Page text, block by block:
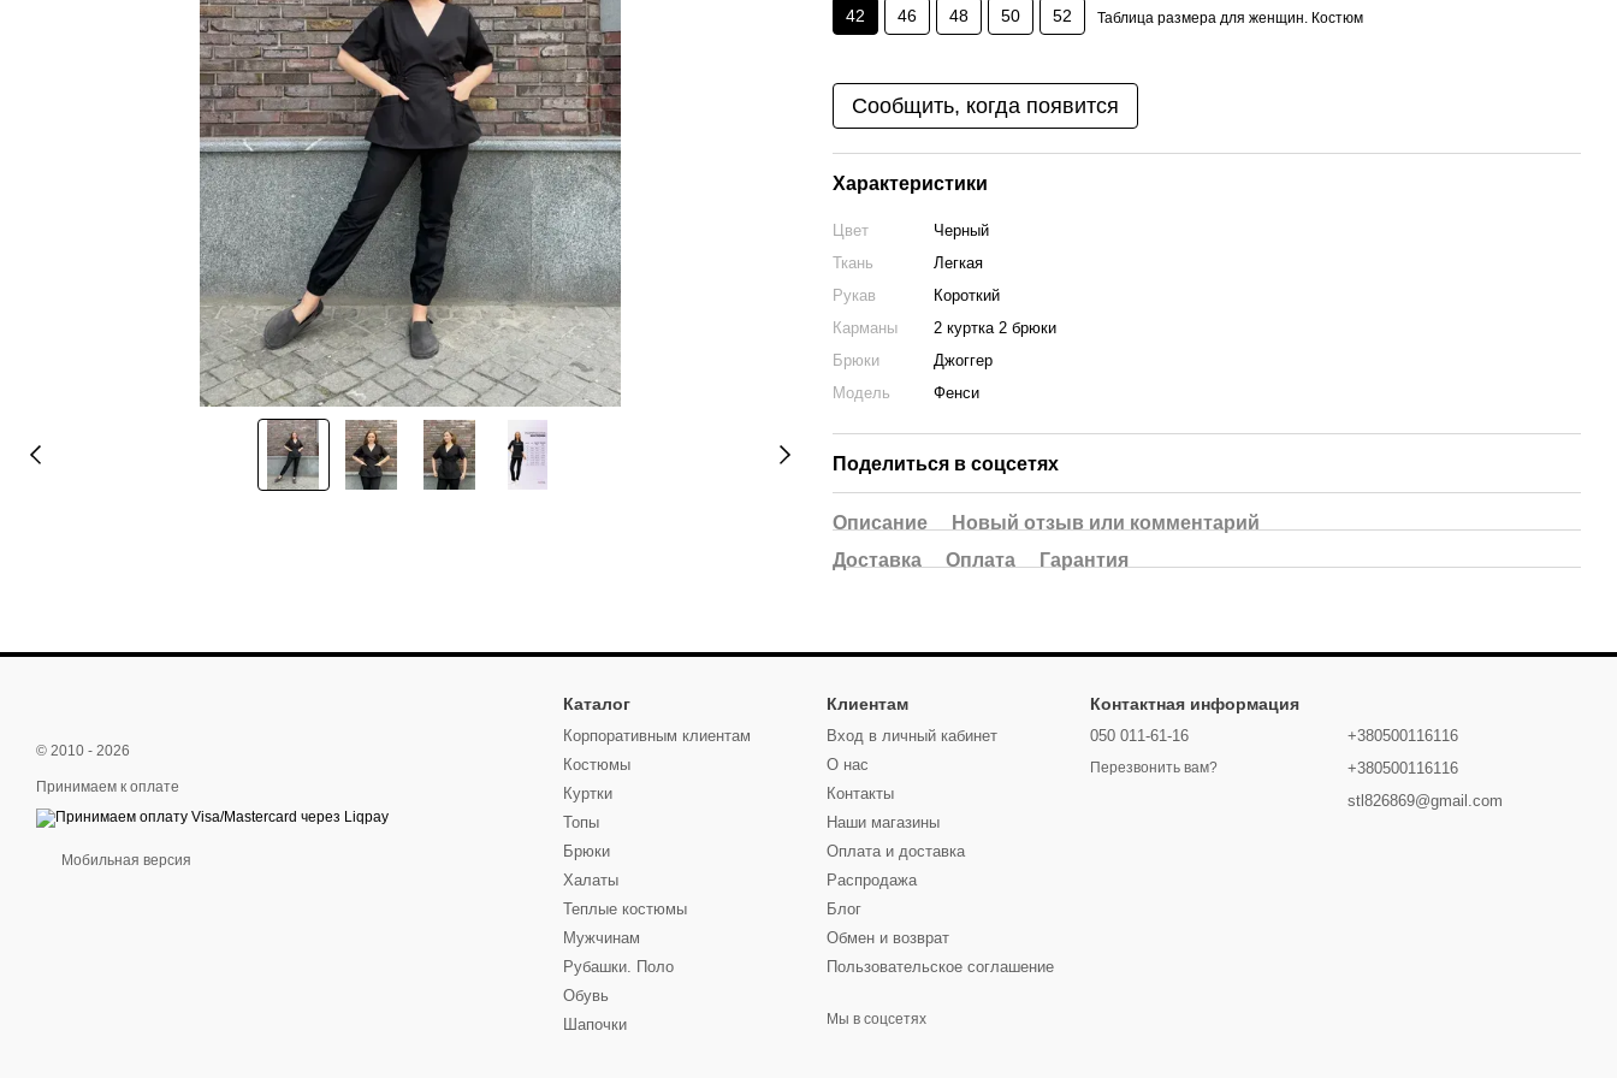
42 46 48 50 52 Таблица размера для женщин. Костюм
Сообщить, когда появится
Характеристики
Цвет
Черный
Ткань
Легкая
Рукав
Короткий
Карманы
2 куртка 2 брюки
Брюки
Джоггер
Модель
Фенси
Поделиться в соцсетях
Описание
Новый отзыв или комментарий
Доставка
Оплата Гарантия
© 2010 - 2026
Принимаем к оплате
Мобильная версия
Каталог
Корпоративным клиентам
Костюмы
Куртки
Топы
Брюки
Халаты
Теплые костюмы
Мужчинам
Рубашки. Поло
Обувь
Шапочки
Клиентам
Вход в личный кабинет
О нас
Контакты
Наши магазины
Оплата и доставка
Распродажа
Блог
Обмен и возврат
Пользовательское соглашение
Мы в соцсетях
Контактная информация
050 011-61-16
Перезвонить вам?
+380500116116
+380500116116
stl826869@gmail.com